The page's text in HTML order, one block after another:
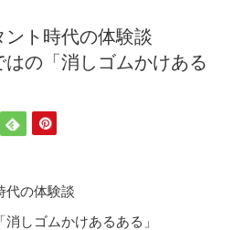
ト時代の体験談
の「消しゴムかけある
代の体験談
しゴムかけあるある」